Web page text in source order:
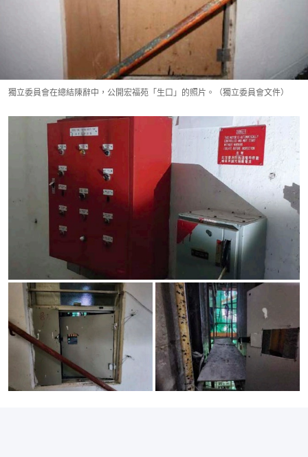
獨立委員會在總結陳辭中，公開宏福苑「生口」的照片。（獨立委員會文件）